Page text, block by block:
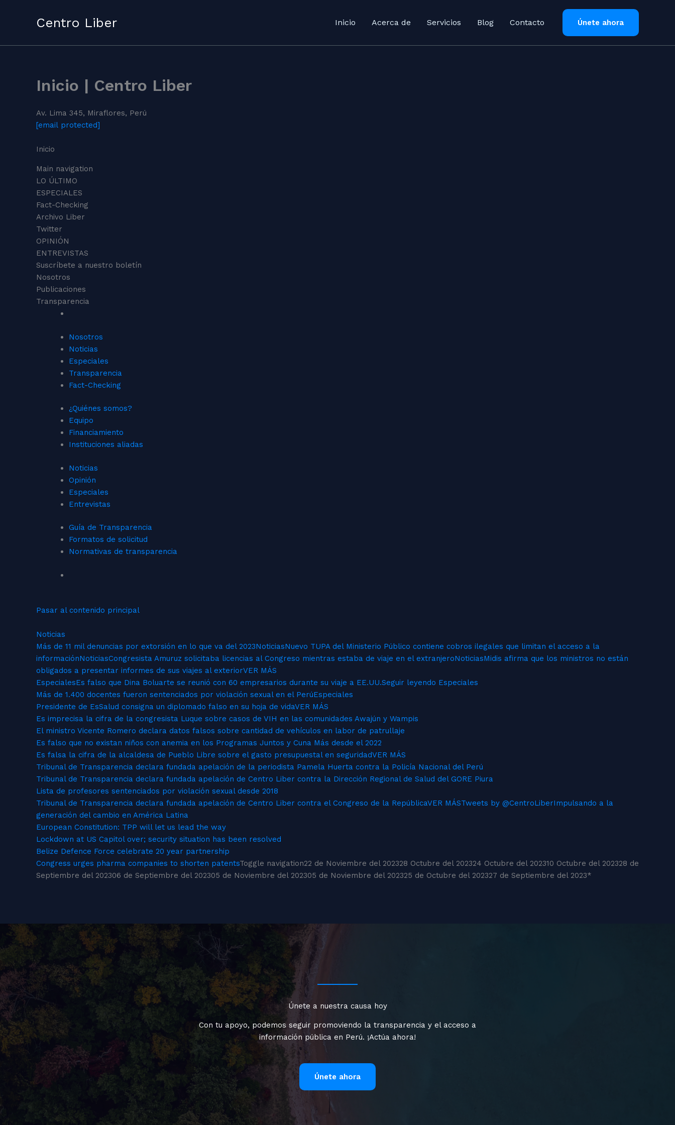
Centro Liber Inicio Acerca de Servicios Blog Contacto Únete ahora
Inicio | Centro Liber
Av. Lima 345, Miraflores, Perú
[email protected]
Inicio
Main navigation
LO ÚLTIMO
ESPECIALES
Fact-Checking
Archivo Liber
Twitter
OPINIÓN
ENTREVISTAS
Suscríbete a nuestro boletín
Nosotros
Publicaciones
Transparencia
Nosotros
Noticias
Especiales
Transparencia
Fact-Checking
¿Quiénes somos?
Equipo
Financiamiento
Instituciones aliadas
Noticias
Opinión
Especiales
Entrevistas
Guía de Transparencia
Formatos de solicitud
Normativas de transparencia
Pasar al contenido principal
Noticias
Más de 11 mil denuncias por extorsión en lo que va del 2023NoticiasNuevo TUPA del Ministerio Público contiene cobros ilegales que limitan el acceso a la
informaciónNoticiasCongresista Amuruz solicitaba licencias al Congreso mientras estaba de viaje en el extranjeroNoticiasMidis afirma que los ministros no están
obligados a presentar informes de sus viajes al exteriorVER MÁS
EspecialesEs falso que Dina Boluarte se reunió con 60 empresarios durante su viaje a EE.UU.Seguir leyendo Especiales
Más de 1.400 docentes fueron sentenciados por violación sexual en el PerúEspeciales
Presidente de EsSalud consigna un diplomado falso en su hoja de vidaVER MÁS
Es imprecisa la cifra de la congresista Luque sobre casos de VIH en las comunidades Awajún y Wampis
El ministro Vicente Romero declara datos falsos sobre cantidad de vehículos en labor de patrullaje
Es falso que no existan niños con anemia en los Programas Juntos y Cuna Más desde el 2022
Es falsa la cifra de la alcaldesa de Pueblo Libre sobre el gasto presupuestal en seguridadVER MÁS
Tribunal de Transparencia declara fundada apelación de la periodista Pamela Huerta contra la Policía Nacional del Perú
Tribunal de Transparencia declara fundada apelación de Centro Liber contra la Dirección Regional de Salud del GORE Piura
Lista de profesores sentenciados por violación sexual desde 2018
Tribunal de Transparencia declara fundada apelación de Centro Liber contra el Congreso de la RepúblicaVER MÁSTweets by @CentroLiberImpulsando a la
generación del cambio en América Latina
European Constitution: TPP will let us lead the way
Lockdown at US Capitol over; security situation has been resolved
Belize Defence Force celebrate 20 year partnership
Congress urges pharma companies to shorten patentsToggle navigation22 de Noviembre del 202328 Octubre del 202324 Octubre del 202310 Octubre del 202328 de
Septiembre del 202306 de Septiembre del 202305 de Noviembre del 202305 de Noviembre del 202325 de Octubre del 202327 de Septiembre del 2023*
Únete a nuestra causa hoy
Con tu apoyo, podemos seguir promoviendo la transparencia y el acceso a
información pública en Perú. ¡Actúa ahora!
Únete ahora